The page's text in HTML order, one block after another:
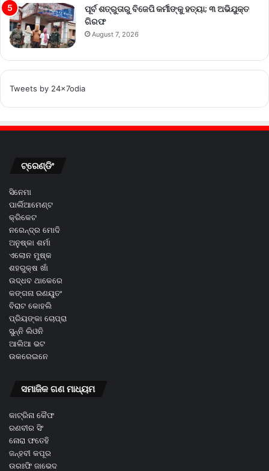
ପୂର୍ବ ଶତ୍ରୁତାରୁ ବିଜେପି କର୍ମୀଙ୍କୁ ହତ୍ୟା; ୩ ଅଭିଯୁକ୍ତ
ଗିରଫ
August 7, 2026
Tweets by 24x7odia
ଟ୍ରେଣ୍ଡିଂ
ସିନେମା
ପାର୍ଲିଆମେଣ୍ଟ
କ୍ରିକେଟ
ନରେନ୍ଦ୍ର ମୋଦି
ଅନୁଷ୍କା ଶର୍ମା
ଏଲୋନ ମୁଷ୍କ
ଶହରୁକ୍ଷ ଖାଁ
ଉଦ୍ଧବ ଥାକେରେ
କଙ୍ଗନା ରଣୟୁତଂ
ବିରାଟ କୋହଲି
ପ୍ରିୟଙ୍କା ଚୋପ୍ରା
ସୁନ୍ନି ଲିଓନି
ଆଲିଆ ଭଟ
ଉକରେଇନେ
ସମାଜିକ ଗଣ ମାଧ୍ୟମ
କାଟ୍ରିନା କୈଫ
ରଣବୀର ସିଂ
ନୋରା ଫତେହି
ଜନ୍ହବୀ କପୂର
ଉରଃଫି ଜାଭେଦ